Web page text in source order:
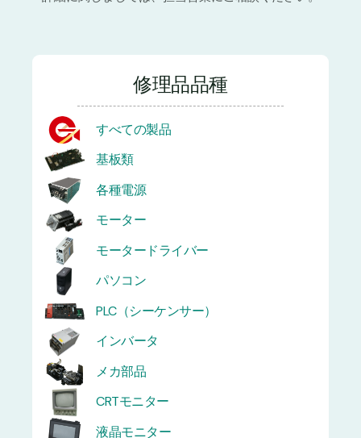
修理品品種
すべての製品
基板類
各種電源
モーター
モータードライバー
パソコン
PLC（シーケンサー）
インバータ
メカ部品
CRTモニター
液晶モニター